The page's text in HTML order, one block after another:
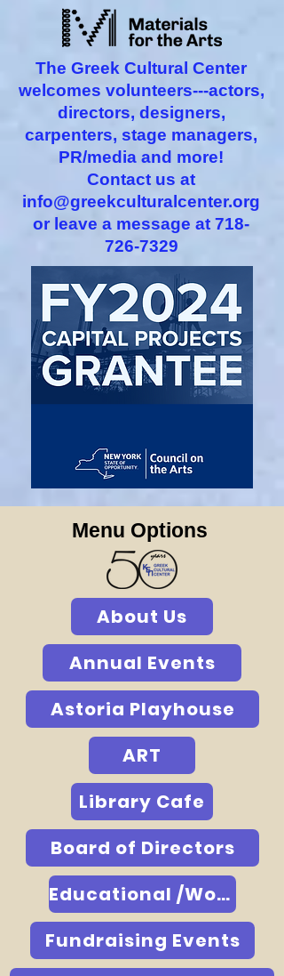
The Greek Cultural Center
welcomes volunteers---actors,
directors, designers,
carpenters, stage managers,
PR/media and more!
Contact us at
info@greekculturalcenter.org
or leave a message at 718-
726-7329
Menu Options
About Us
Annual Events
Astoria Playhouse
ART
Library Cafe
Board of Directors
Educational /Workshops/GREEK DANCING
Fundraising Events